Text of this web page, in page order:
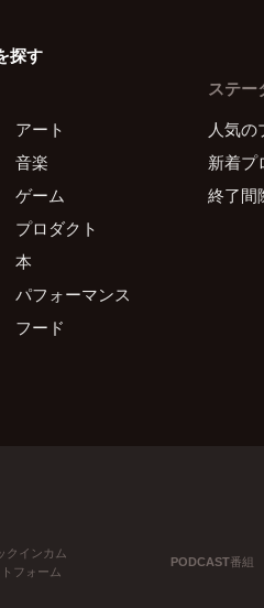
探す
アート
音楽
ゲーム
プロダクト
本
パフォーマンス
フード
ステー
人気の
新着プ
終了間
クインカム
フォーム
PODCAST番組